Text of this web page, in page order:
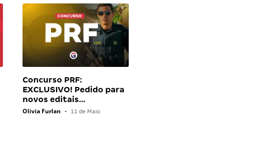
Concurso PRF:
EXCLUSIVO! Pedido para
novos editais…
Olivia Furlan • 11 de Maio